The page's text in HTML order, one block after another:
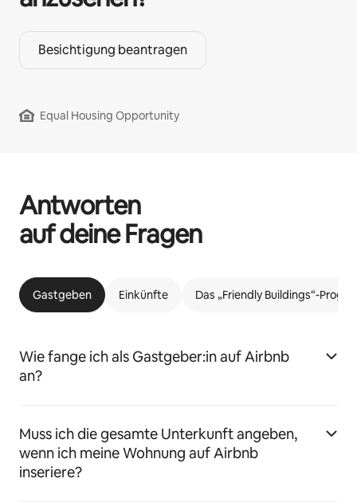
Besichtigung beantragen
Equal Housing Opportunity
Antworten
auf deine Fragen
Gastgeben Einkünfte Das „Friendly Buildings“-
Wie fange ich als Gastgeber:in auf Airbnb
an?
Muss ich die gesamte Unterkunft angeben,
wenn ich meine Wohnung auf Airbnb
inseriere?